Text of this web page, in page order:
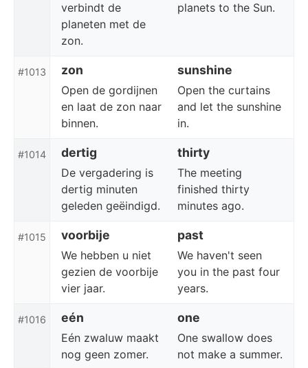
verbindt de
planeten met de
zon.
planets to the Sun.
#1013 zon sunshine
Open de gordijnen
en laat de zon naar
binnen.
Open the curtains
and let the sunshine
in.
#1014 dertig thirty
De vergadering is
dertig minuten
geleden geëindigd.
The meeting
finished thirty
minutes ago.
#1015 voorbije past
We hebben u niet
gezien de voorbije
vier jaar.
We haven't seen
you in the past four
years.
#1016 eén one
Eén zwaluw maakt
nog geen zomer.
One swallow does
not make a summer.